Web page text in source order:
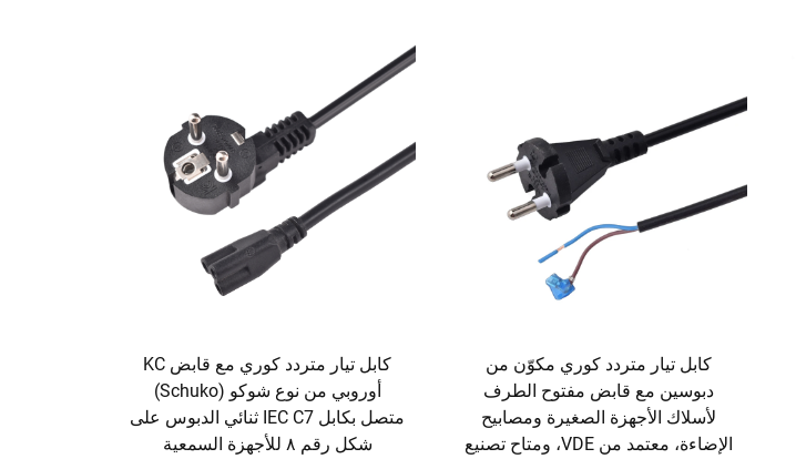
كابل تيار متردد كوري مكوّن من
دبوسين مع قابض مفتوح الطرف
لأسلاك الأجهزة الصغيرة ومصابيح
الإضاءة، معتمد من VDE، ومتاح تصنيع
كابل تيار متردد كوري مع قابض KC
أوروبي من نوع شوكو (Schuko)
متصل بكابل IEC C7 ثنائي الدبوس على
شكل رقم ٨ للأجهزة السمعية